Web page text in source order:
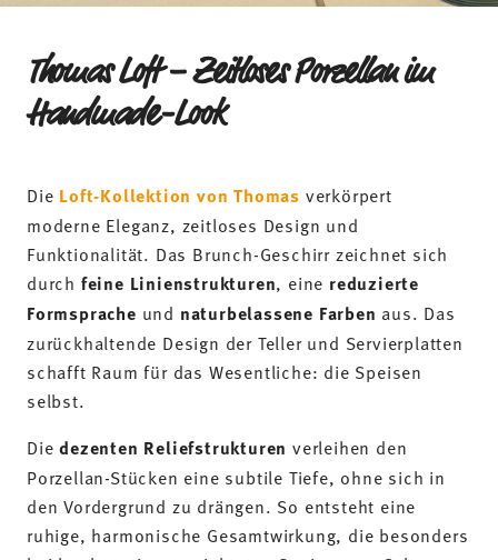
Funktionalität. Das Brunch-Geschirr zeichnet sich
Formspracheundnaturbelassene Farbenaus. Das
zurückhaltende Design der Teller und Servierplatten
schafft Raum für das Wesentliche: die Speisen
Die dezenten Reliefstrukturenverleihen den
Porzellan-Stücken eine subtile Tiefe, ohne sich in
den Vordergrund zu drängen. So entsteht eine
ruhige, harmonische Gesamtwirkung, die besonders
bei hochwertig angerichteten Speisen zur Geltung
kommt. Besonders als Brunch-Geschirr an
Feiertagen und für eine gemütliche Zeit an der
frischen Luft ist das Geschirr perfekt geeignet.
Mit denLoft Color Mixed Geschirr-Sets vereinst du
diegesamte Farbvielfalt der Loft-Kollektionauf
deinem Tisch und schaffst eine abwechslungsreiche
Grundlage für alle Speisen: von Avocado-Toast über